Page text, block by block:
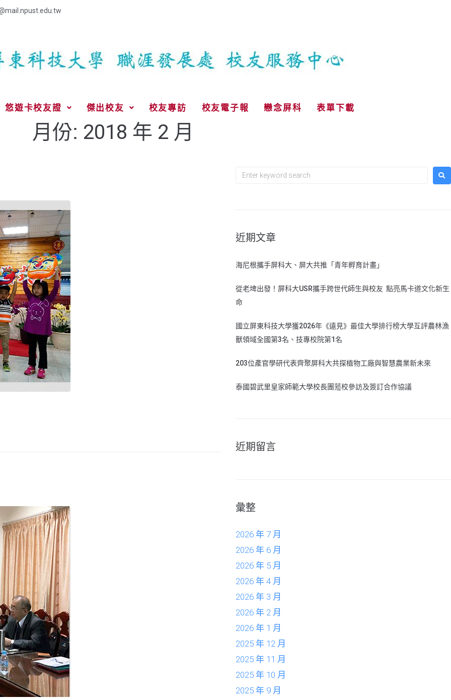
悠遊卡校友證 傑出校友 校友專訪 校友電子報 戀念屏科 表單下載
月份: 2018 年 2 月
近期文章
海尼根攜手屏科大、屏大共推「青年孵育計畫」
從老埤出發！屏科大USR攜手跨世代師生與校友 點亮馬卡道文化新生
命
國立屏東科技大學獲2026年《遠見》最佳大學排行榜大學互評農林漁
獸領域全國第3名、技專校院第1名
203位產官學研代表齊聚屏科大共探植物工廠與智慧農業新未來
泰國碧武里皇家師範大學校長團蒞校參訪及簽訂合作協議
近期留言
彙整
2026 年 7 月
2026 年 6 月
2026 年 5 月
2026 年 4 月
2026 年 3 月
2026 年 2 月
2026 年 1 月
2025 年 12 月
2025 年 11 月
2025 年 10 月
2025 年 9 月